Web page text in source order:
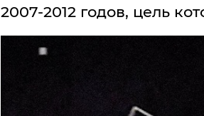
2007-2012 годов, цель